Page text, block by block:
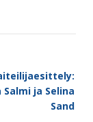
Salmi ja Selina
Sand